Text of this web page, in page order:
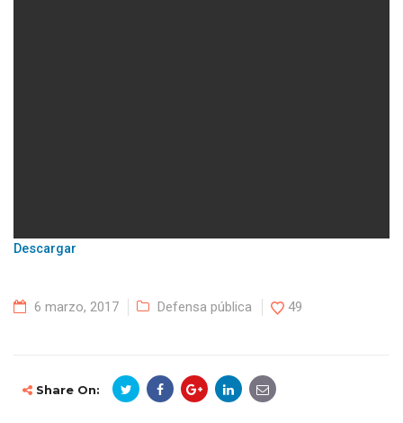
Descargar
6 marzo, 2017 Defensa pública 49
Share On: